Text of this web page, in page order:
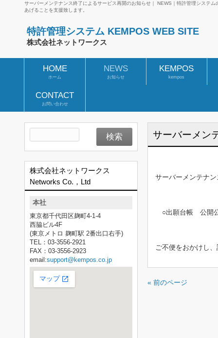
サーバーメンテナンス終了によるサービス再開のお知らせ｜ NEWS｜特許管理システ
あげることを支援致します。
特許管理システム KEMPOS WEB SITE
株式会社ネットワークス
HOME
ホーム
NEWS
お知らせ
KEMPOS
kempos
CONTACT
お問い合わせ
サーバーメン
サーバーメンテナ
○出願台帳 公開
ご不便をおかけし
« 前のページ
株式会社ネットワークス
Networks Co.，Ltd
本社
東京都千代田区麹町4-1-4
西脇ビル4F
(東京メトロ 麹町駅 2番出口右手)
TEL：03-3556-2921
FAX：03-3556-2923
email:support@kempos.co.jp